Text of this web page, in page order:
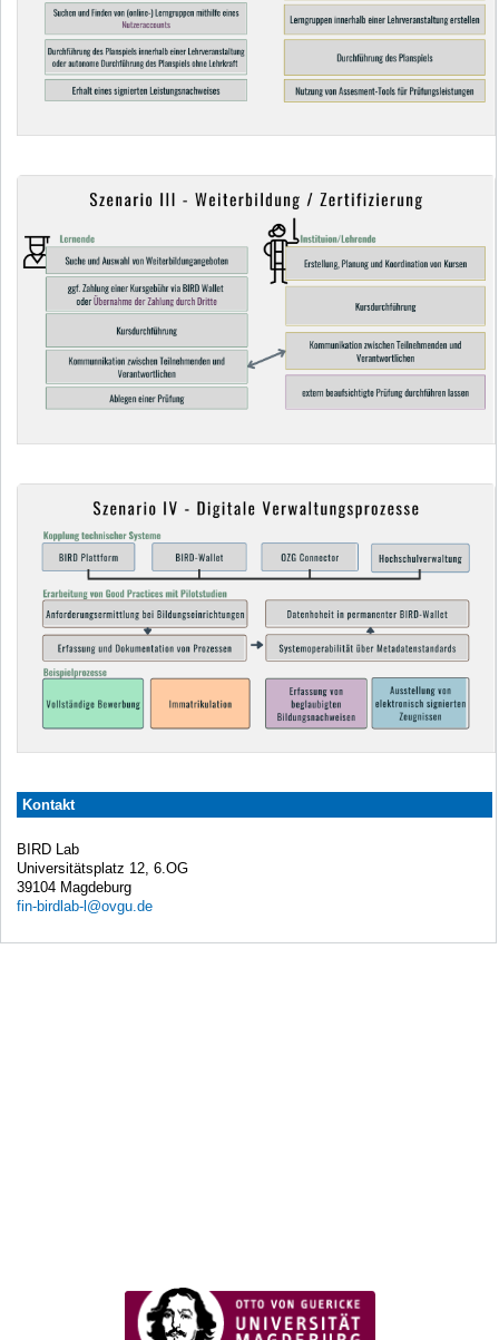
Kontakt
BIRD Lab
Universitätsplatz 12, 6.OG
39104 Magdeburg
fin-birdlab-l@ovgu.de